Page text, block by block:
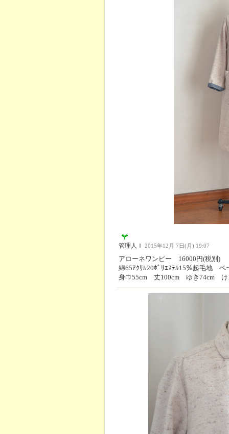
管理人Ｉ 2015年12月 7日(月) 19:07
アローネワンピー 16000円(税別)
綿65ｱｸﾘﾙ20ﾎﾟﾘｴｽﾃﾙ15％起毛地 ベ
身巾55cm 丈100cm ゆき74cm け